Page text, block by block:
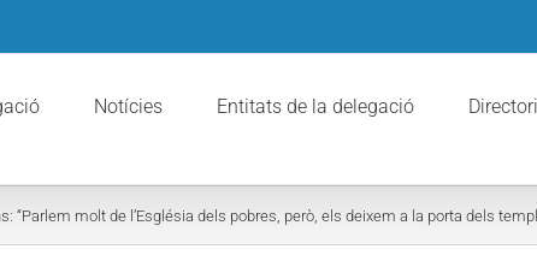
Notícies Entitats de la delegació Directori
“Parlem molt de l’Església dels pobres, però, els deixem a la porta dels